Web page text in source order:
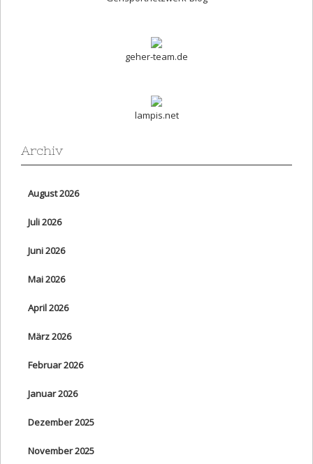
geher-team.de
lampis.net
Archiv
August 2026
Juli 2026
Juni 2026
Mai 2026
April 2026
März 2026
Februar 2026
Januar 2026
Dezember 2025
November 2025